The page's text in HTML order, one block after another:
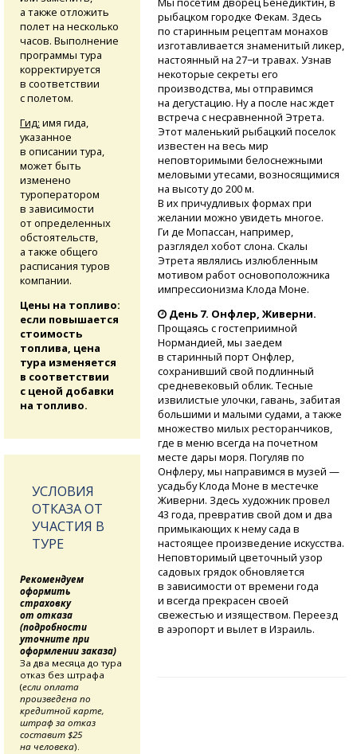
рыбацком городке Фекам. Здесь
по старинным рецептам монахов
изготавливается знаменитый ликер,
настоянный на 27−и травах. Узнав
некоторые секреты его
производства, мы отправимся
на дегустацию. Ну а после нас ждет
встреча с несравненной Этрета.
Этот маленький рыбацкий поселок
известен на весь мир
неповторимыми белоснежными
меловыми утесами, возносящимися
на высоту до 200 м.
В их причудливых формах при
желании можно увидеть многое.
Ги де Мопассан, например,
разглядел хобот слона. Скалы
Этрета являлись излюбленным
мотивом работ основоположника
импрессионизма Клода Моне.
День 7. Онфлер, Живерни.
Прощаясь с гостеприимной
Нормандией, мы заедем
в старинный порт Онфлер,
сохранивший свой подлинный
средневековый облик. Тесные
извилистые улочки, гавань, забитая
большими и малыми судами, а также
множество милых ресторанчиков,
где в меню всегда на почетном
месте дары моря. Погуляв по
Онфлеру, мы направимся в музей —
усадьбу Клода Моне в местечке
Живерни. Здесь художник провел
43 года, превратив свой дом и два
примыкающих к нему сада в
настоящее произведение искусства.
Неповторимый цветочный узор
садовых грядок обновляется
в зависимости от времени года
и всегда прекрасен своей
свежестью и изяществом. Переезд
в аэропорт и вылет в Израиль.
а также отложить
полет на несколько
часов. Выполнение
программы тура
корректируется
в соответствии
с полетом.
Гид: имя гида,
указанное
в описании тура,
может быть
изменено
туроператором
в зависимости
от определенных
обстоятельств,
а также общего
расписания туров
компании.
Цены на топливо:
если повышается
стоимость
топлива, цена
тура изменяется
в соответствии
с ценой добавки
на топливо.
УСЛОВИЯ
ОТКАЗА ОТ
УЧАСТИЯ В
ТУРЕ
Рекомендуем
оформить
страховку
от отказа
(подробности
уточните при
оформлении заказа)
За два месяца до тура
отказ без штрафа
(если оплата
произведена по
кредитной карте,
штраф за отказ
составит $25
на человека).